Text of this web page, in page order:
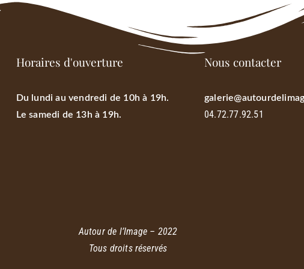
Horaires d'ouverture
Du lundi au vendredi de 10h à 19h.
Le samedi de 13h à 19h.
Nous contacter
04.72.77.92.51
Autour de l’Image – 2022
Tous droits réservés